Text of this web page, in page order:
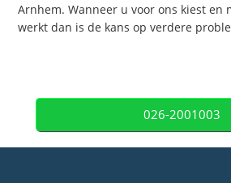
Arnhem. Wanneer u voor ons kiest en
werkt dan is de kans op verdere
026-2001003